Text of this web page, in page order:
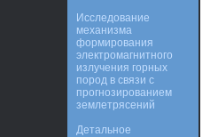
Исследование
механизма
формирования
электромагнитного
излучения горных
пород в связи с
прогнозированием
землетрясений
Детальное